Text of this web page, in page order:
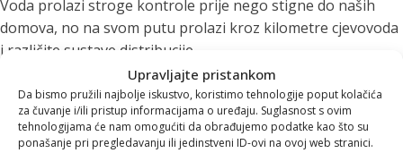
Upravljajte pristankom
Da bismo pružili najbolje iskustvo, koristimo tehnologije poput kolačića
za čuvanje i/ili pristup informacijama o uređaju. Suglasnost s ovim
tehnologijama će nam omogućiti da obrađujemo podatke kao što su
ponašanje pri pregledavanju ili jedinstveni ID-ovi na ovoj web stranici.
Voda prolazi stroge kontrole prije nego stigne do naših
domova, no na svom putu prolazi kroz kilometre cjevovoda
i različite sustave distribucije.
Ovisno o području, korisnici mogu primijetiti:
pojačan okus ili miris klora
povećanu tvrdoću vode